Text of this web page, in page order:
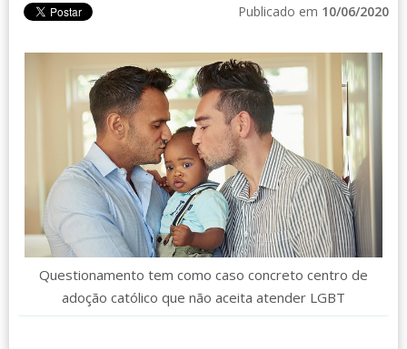
Publicado em 10/06/2020
Questionamento tem como caso concreto centro de
adoção católico que não aceita atender LGBT